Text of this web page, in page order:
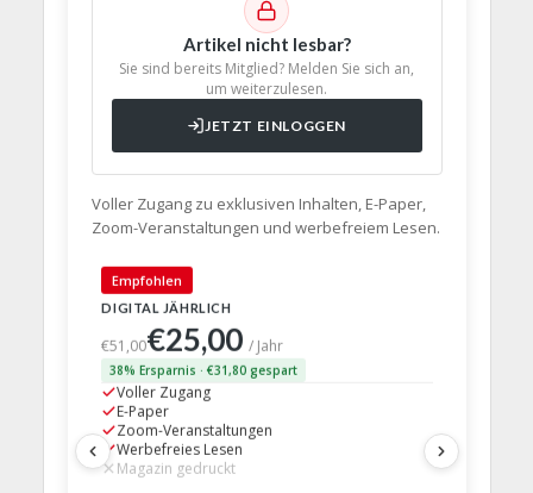
Artikel nicht lesbar?
Sie sind bereits Mitglied? Melden Sie sich an,
um weiterzulesen.
JETZT EINLOGGEN
Voller Zugang zu exklusiven Inhalten, E-Paper,
Zoom-Veranstaltungen und werbefreiem Lesen.
Empfohlen
DIGITAL JÄHRLICH
€51,00€25,00/ Jahr
38% Ersparnis · €31,80 gespart
Voller Zugang
E-Paper
Zoom-Veranstaltungen
Werbefreies Lesen
Magazin gedruckt